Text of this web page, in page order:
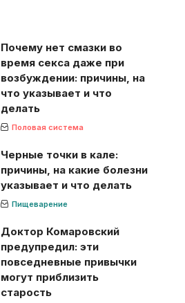
Почему нет смазки во
время секса даже при
возбуждении: причины, на
что указывает и что
делать
Половая система
Черные точки в кале:
причины, на какие болезни
указывает и что делать
Пищеварение
Доктор Комаровский
предупредил: эти
повседневные привычки
могут приблизить
старость